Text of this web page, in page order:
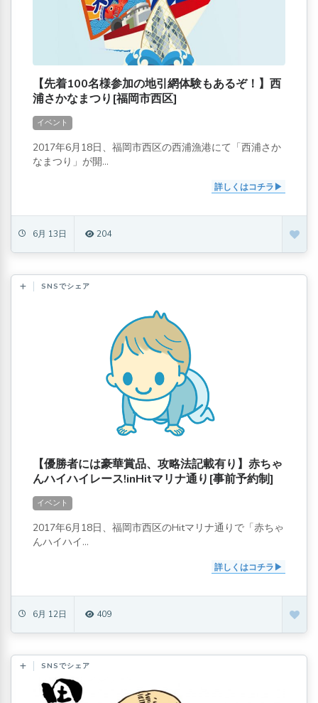
【先着100名様参加の地引網体験もあるぞ！】西
浦さかなまつり[福岡市西区]
イベント
2017年6月18日、福岡市西区の西浦漁港にて「西浦さか
なまつり」が開...
詳しくはコチラ
6月 13日 204
SNSでシェア
【優勝者には豪華賞品、攻略法記載有り】赤ちゃ
んハイハイレース!inHitマリナ通り[事前予約制]
イベント
2017年6月18日、福岡市西区のHitマリナ通りで「赤ちゃ
んハイハイ...
詳しくはコチラ
6月 12日 409
SNSでシェア